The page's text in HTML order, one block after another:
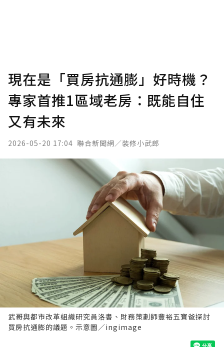
現在是「買房抗通膨」好時機？
專家首推1區域老房：既能自住
又有未來
2026-05-20 17:04 聯合新聞網／裝修小武郎
武哥與都市改革組織研究員洛書、財務策劃師豐裕五寶爸探討
買房抗通膨的議題。示意圖／ingimage